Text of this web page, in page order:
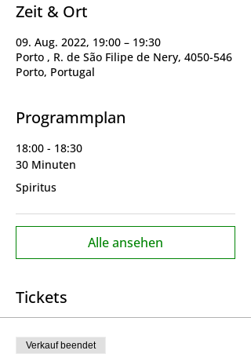
Zeit & Ort
09. Aug. 2022, 19:00 – 19:30
Porto , R. de São Filipe de Nery, 4050-546
Porto, Portugal
Programmplan
18:00 - 18:30
30 Minuten
Spiritus
Alle ansehen
Tickets
Verkauf beendet